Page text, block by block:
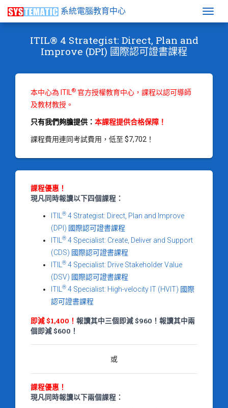
系統電腦教育中心
ITIL® 4 Strategist: Direct, Plan and
Improve (DPI) 國際認可證書課程
本中心為 ITIL® 官方授權教育中心，課程以認可導師
及教材教授。
只有我們夠膽提供： 本課程提供合格保障！
課程費用連同考試費用，低至 $7,702！
課程優惠！
現凡同時報讀以下四個課程：
ITIL ® 4 Strategist: Direct, Plan and Improve
(DPI) 國際認可證書課程
ITIL
® 4 Specialist: Create, Deliver and Support
(CDS) 國際認可證書課程
ITIL
® 4 Specialist: Drive Stakeholder Value
(DSV) 國際認可證書課程
ITIL
® 4 Specialist: High-velocity IT (HVIT) 國際
認可證書課程
即減 $1,400！ 報讀其中三個即減 $960！報讀其中兩
個即減 $600！
或
課程優惠！
現凡同時報讀以下兩個課程：